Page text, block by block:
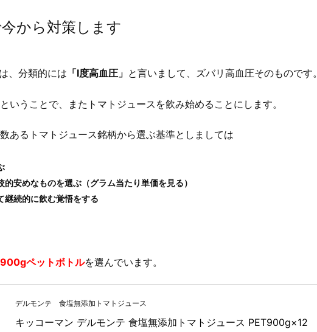
から対策します
、分類的には 「Ⅰ度高血圧」 と言いまして、ズバリ高血圧そのものです。
いうことで、またトマトジュースを飲み始めることにします。
あるトマトジュース銘柄から選ぶ基準としましては
安めなものを選ぶ（グラム当たり単価を見る）
継続的に飲む覚悟をする
ペットボトルを選んでいます。
デルモンテ 食塩無添加トマトジュース
キッコーマン デルモンテ 食塩無添加トマトジュース PET900g×12